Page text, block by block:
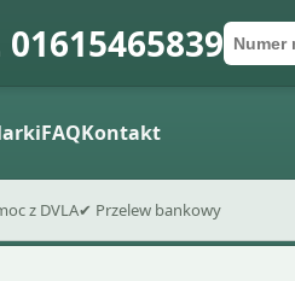
01615465839Kod
Wyślij
FAQKontakt
z DVLA✔ Przelew bankowy